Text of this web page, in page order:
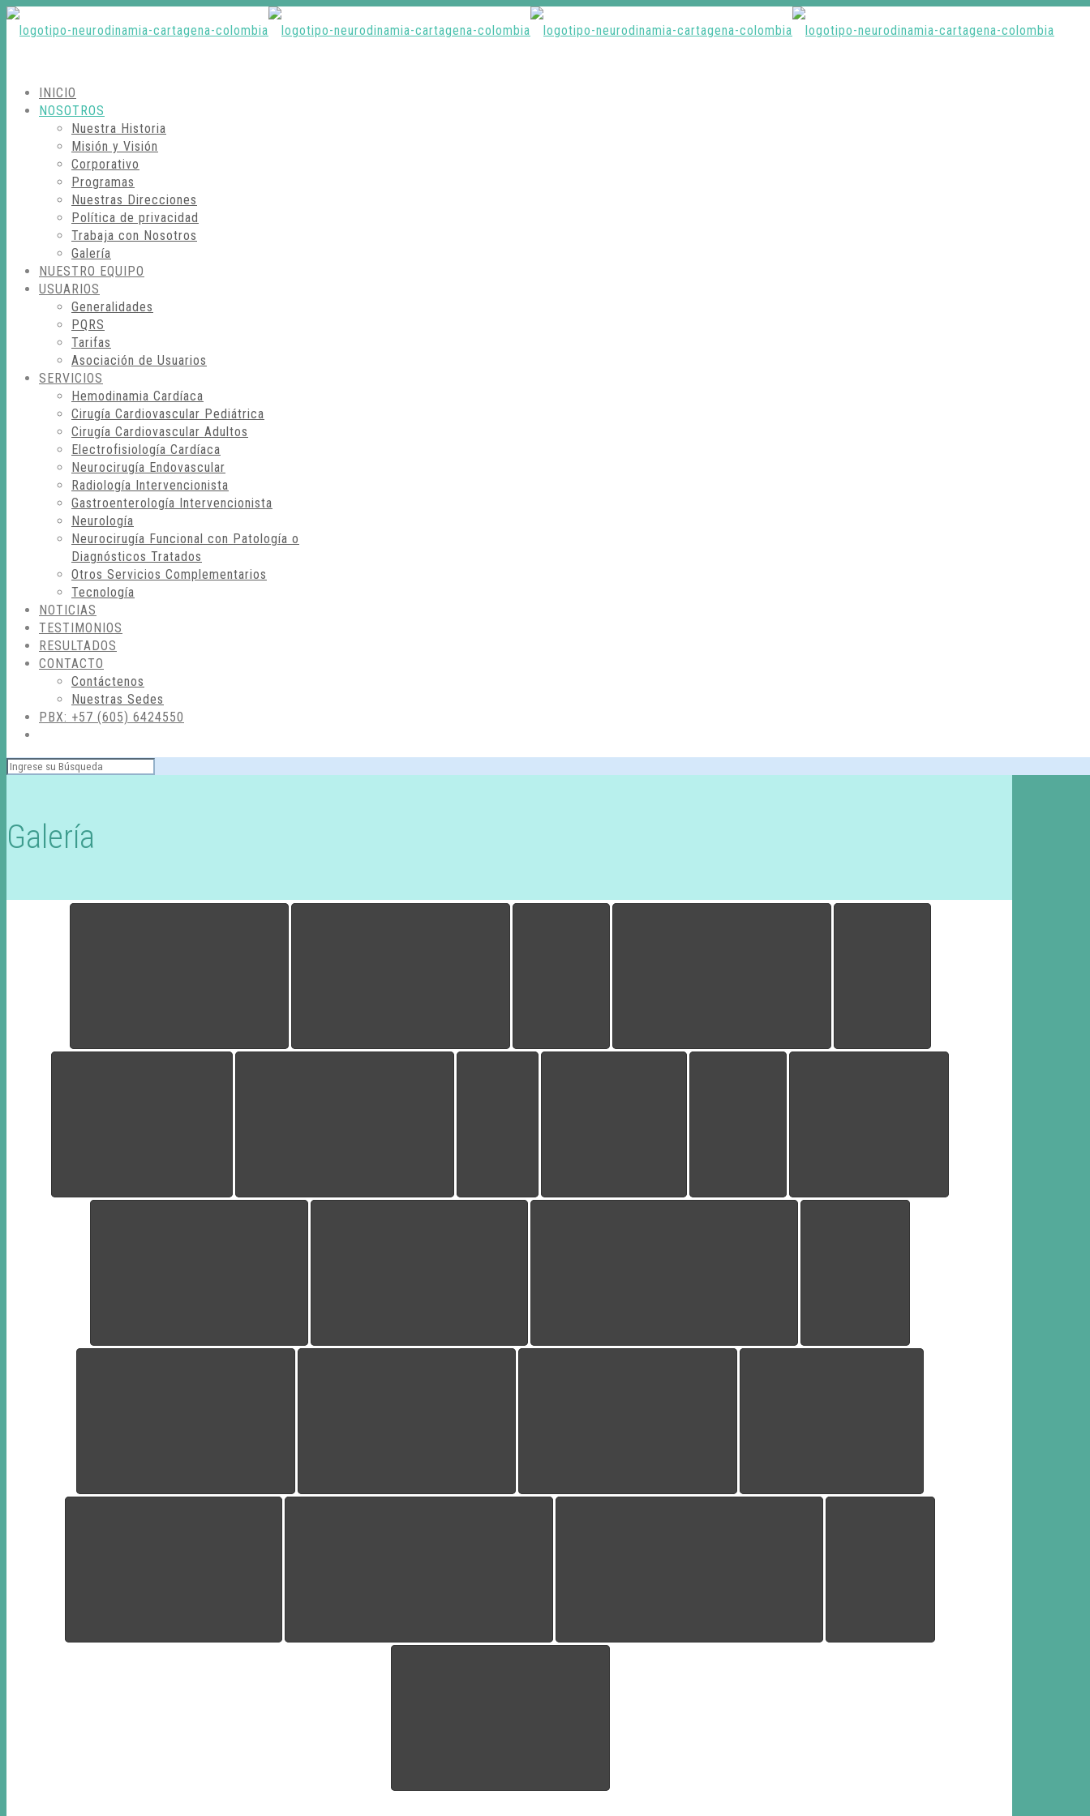
INICIO
NOSOTROS
Nuestra Historia
Misión y Visión
Corporativo
Programas
Nuestras Direcciones
Política de privacidad
Trabaja con Nosotros
Galería
NUESTRO EQUIPO
USUARIOS
Generalidades
PQRS
Tarifas
Asociación de Usuarios
SERVICIOS
Hemodinamia Cardíaca
Cirugía Cardiovascular Pediátrica
Cirugía Cardiovascular Adultos
Electrofisiología Cardíaca
Neurocirugía Endovascular
Radiología Intervencionista
Gastroenterología Intervencionista
Neurología
Neurocirugía Funcional con Patología o
Diagnósticos Tratados
Otros Servicios Complementarios
Tecnología
NOTICIAS
TESTIMONIOS
RESULTADOS
CONTACTO
Contáctenos
Nuestras Sedes
PBX: +57 (605) 6424550
Galería